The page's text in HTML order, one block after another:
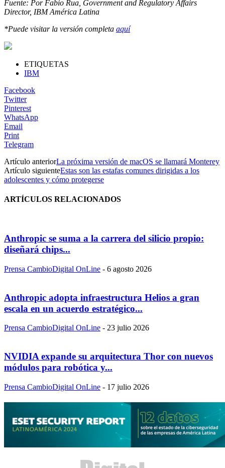
Fuente: Por Fabio Rua, Government and Regulatory Affairs
Director, IBM América Latina
*Puede visitar la versión completa aquí
ETIQUETAS
IBM
Facebook
Twitter
Pinterest
WhatsApp
Email
Print
Telegram
Artículo anteriorLa próxima versión de macOS se llamará Monterey
Artículo siguienteEstas son las estafas comunes dirigidas a los
adolescentes y cómo protegerse
ARTÍCULOS RELACIONADOS
Anthropic se suma a la carrera del silicio propio:
diseñará chips...
Prensa CambioDigital OnLine - 6 agosto 2026
Anthropic adopta infraestructura Helios a gran
escala en un acuerdo estratégico...
Prensa CambioDigital OnLine - 23 julio 2026
NVIDIA expande su arquitectura Thor con nuevos
módulos para robótica y...
Prensa CambioDigital OnLine - 17 julio 2026